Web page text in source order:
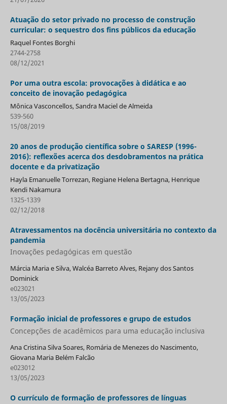
Atuação do setor privado no processo de construção
curricular: o sequestro dos fins públicos da educação
Raquel Fontes Borghi
2744-2758
08/12/2021
Por uma outra escola: provocações à didática e ao
conceito de inovação pedagógica
Mônica Vasconcellos, Sandra Maciel de Almeida
539-560
15/08/2019
20 anos de produção científica sobre o SARESP (1996-
2016): reflexões acerca dos desdobramentos na prática
docente e da privatização
Hayla Emanuelle Torrezan, Regiane Helena Bertagna, Henrique
Kendi Nakamura
1325-1339
02/12/2018
Atravessamentos na docência universitária no contexto da
pandemia
Inovações pedagógicas em questão
Márcia Maria e Silva, Walcéa Barreto Alves, Rejany dos Santos
Dominick
e023021
13/05/2023
Formação inicial de professores e grupo de estudos
Concepções de acadêmicos para uma educação inclusiva
Ana Cristina Silva Soares, Romária de Menezes do Nascimento,
Giovana Maria Belém Falcão
e023012
13/05/2023
O currículo de formação de professores de línguas